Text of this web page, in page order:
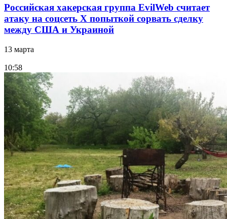
Российская хакерская группа EvilWeb считает
атаку на соцсеть Х попыткой сорвать сделку
между США и Украиной
13 марта
10:58